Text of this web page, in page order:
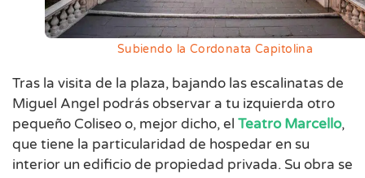
Subiendo la Cordonata Capitolina
Tras la visita de la plaza, bajando las escalinatas de
Miguel Angel podrás observar a tu izquierda otro
pequeño Coliseo o, mejor dicho, el Teatro Marcello,
que tiene la particularidad de hospedar en su
interior un edificio de propiedad privada. Su obra se